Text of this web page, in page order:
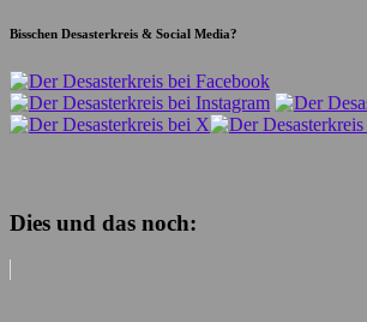
Bisschen Desasterkreis & Social Media?
Dies und das noch: